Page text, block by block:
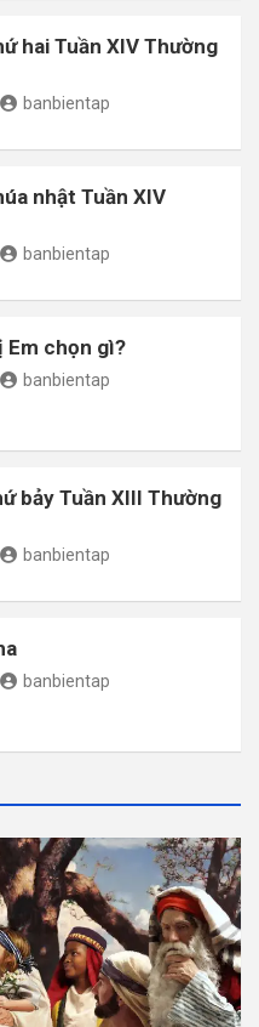
hai Tuần XIV Thường
banbientap
nhật Tuần XIV
banbientap
Em chọn gì?
banbientap
bảy Tuần XIII Thường
banbientap
banbientap